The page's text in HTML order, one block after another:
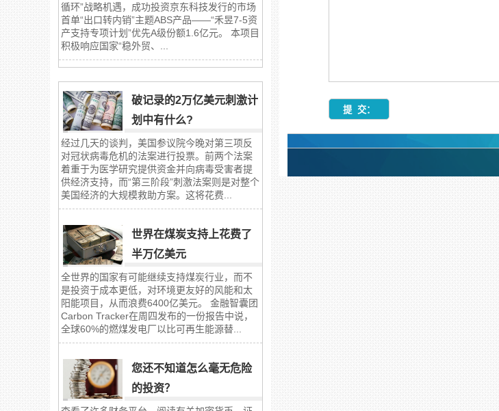
循环”战略机遇，成功投资京东科技发行的市场
首单“出口转内销”主题ABS产品——“禾昱7-5资
产支持专项计划”优先A级份额1.6亿元。 本项目
积极响应国家“稳外贸、...
破记录的2万亿美元刺激计
划中有什么?
经过几天的谈判，美国参议院今晚对第三项反
对冠状病毒危机的法案进行投票。前两个法案
着重于为医学研究提供资金并向病毒受害者提
供经济支持，而“第三阶段”刺激法案则是对整个
美国经济的大规模救助方案。这将花费...
世界在煤炭支持上花费了
半万亿美元
全世界的国家有可能继续支持煤炭行业，而不
是投资于成本更低，对环境更友好的风能和太
阳能项目，从而浪费6400亿美元。 金融智囊团
Carbon Tracker在周四发布的一份报告中说，
全球60%的燃煤发电厂以比可再生能源替...
您还不知道怎么毫无危险
的投资？